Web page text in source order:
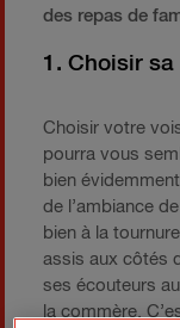
des repas de
1. Choisir
Choisir votre
pourra vous
bien
de l’ambiance
bien à la
assis aux côtés
ses écouteurs
la commère.